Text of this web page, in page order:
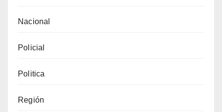
Nacional
Policial
Politica
Región